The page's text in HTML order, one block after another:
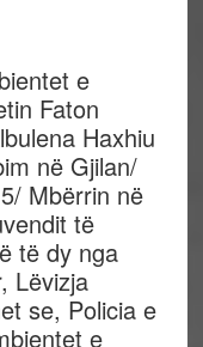
e
Faton
Haxhiu
në Gjilan/
Mbërrin në
të
të dy nga
Lëvizja
se, Policia e
e